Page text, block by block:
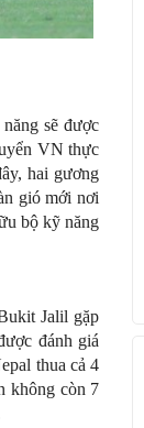
sẽ được
VN thực
hai gương
gió mới nơi
bộ kỹ năng
Jalil gặp
đánh giá
thua cả 4
không còn 7